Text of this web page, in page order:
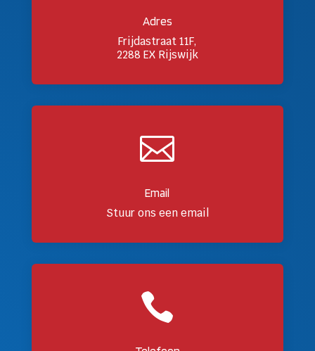
Adres
Frijdastraat 11F,
2288 EX Rijswijk

Email
Stuur ons een email
